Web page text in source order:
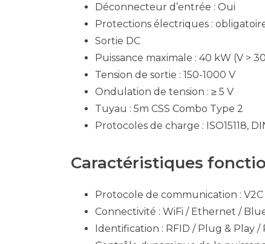
Déconnecteur d’entrée : Oui
Protections électriques :
Sortie DC
Puissance maximale : 40 kW (V >
Tension de sortie : 150-1000 V
Ondulation de tension : ≥ 5 V
Tuyau : 5m CSS Combo Type 2
Protocoles de charge : ISO15118,
Caractéristiques
Protocole de communication : V2C
Connectivité : WiFi / Ethernet /
Identification : RFID / Plug & Play /